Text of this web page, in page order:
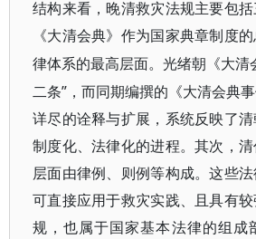
结构来看，晚清救灾法规主要包括
《大清会典》作为国家典章制度
律体系的最高层面。光绪朝《大清
二条”，而同期编撰的《大清会典
详尽的诠释与扩展，系统反映了
制度化、法律化的进程。其次，
层面由律例、则例等构成。这些
可直接应用于救灾实践、且具有
规，也属于国家基本法律的组成